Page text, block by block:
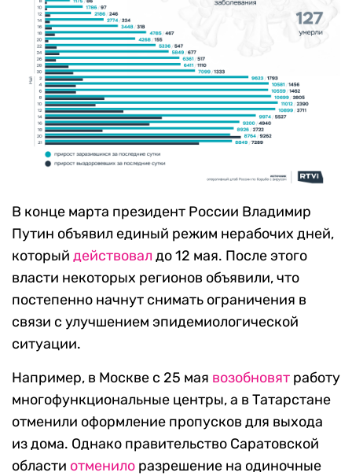
В конце марта президент России Владимир
Путин объявил единый режим нерабочих дней,
который действовал до 12 мая. После этого
власти некоторых регионов объявили, что
постепенно начнут снимать ограничения в
связи с улучшением эпидемиологической
ситуации.
Например, в Москве с 25 мая возобновят работу
многофункциональные центры, а в Татарстане
отменили оформление пропусков для выхода
из дома. Однако правительство Саратовской
области отменило разрешение на одиночные